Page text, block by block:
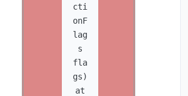
cti
onF
lag
s
fla
gs)
at